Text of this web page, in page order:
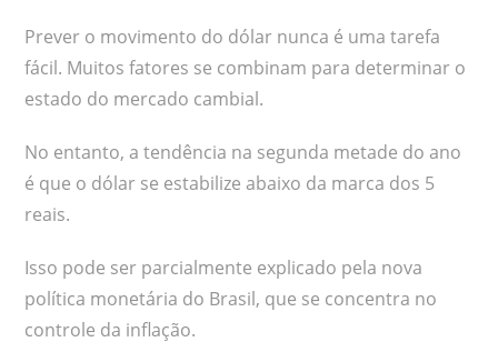
Prever o movimento do dólar nunca é uma tarefa
fácil. Muitos fatores se combinam para determinar o
estado do mercado cambial.
No entanto, a tendência na segunda metade do ano
é que o dólar se estabilize abaixo da marca dos 5
reais.
Isso pode ser parcialmente explicado pela nova
política monetária do Brasil, que se concentra no
controle da inflação.